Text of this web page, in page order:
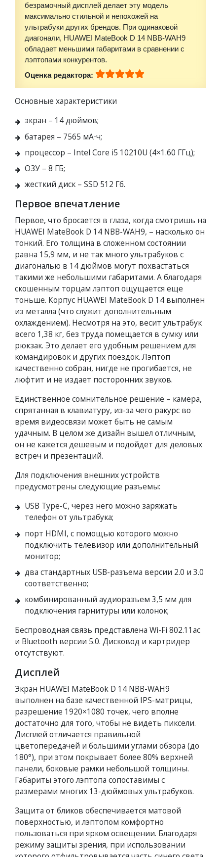
безрамочный дисплей делает эту модель
максимально стильной и непохожей на
ультрабуки других брендов. При одинаковой
диагонали, HUAWEI MateBook D 14 NBB-WAH9
обладает меньшими габаритами в сравнении с
лэптопами конкурентов.
Оценка редактора:
Основные характеристики
экран – 14 дюймов;
батарея – 7565 мА⋅ч;
процессор – Intel Core i5 10210U (4×1.60 ГГц);
ОЗУ – 8 ГБ;
жесткий диск – SSD 512 Гб.
Первое впечатление
Первое, что бросается в глаза, когда смотришь на
HUAWEI MateBook D 14 NBB-WAH9, – насколько он
тонкий. Его толщина в сложенном состоянии
равна 15,9 мм, и не так много ультрабуков с
диагональю в 14 дюймов могут похвастаться
такими же небольшими габаритами. А благодаря
скошенным торцам лэптоп ощущается еще
тоньше. Корпус HUAWEI MateBook D 14 выполнен
из металла (что служит дополнительным
охлаждением). Несмотря на это, весит ультрабук
всего 1,38 кг, без труда помещается в сумку или
рюкзак. Это делает его удобным решением для
командировок и других поездок. Лэптоп
качественно собран, нигде не прогибается, не
люфтит и не издает посторонних звуков.
Единственное сомнительное решение – камера,
спрятанная в клавиатуру, из-за чего ракурс во
время видеосвязи может быть не самым
удачным. В целом же дизайн вышел отличным,
он не кажется дешевым и подойдет для деловых
встреч и презентаций.
Для подключения внешних устройств
предусмотрены следующие разъемы:
USB Type-C, через него можно заряжать
телефон от ультрабука;
порт HDMI, с помощью которого можно
подключить телевизор или дополнительный
монитор;
два стандартных USB-разъема версии 2.0 и 3.0
соответственно;
комбинированный аудиоразъем 3,5 мм для
подключения гарнитуры или колонок;
Беспроводная связь представлена Wi-Fi 802.11ac
и Bluetooth версии 5.0. Дисковод и картридер
отсутствуют.
Дисплей
Экран HUAWEI MateBook D 14 NBB-WAH9
выполнен на базе качественной IPS-матрицы,
разрешение 1920×1080 точек, чего вполне
достаточно для того, чтобы не видеть пиксели.
Дисплей отличается правильной
цветопередачей и большими углами обзора (до
180°), при этом покрывает более 80% верхней
панели, боковые рамки небольшой толщины.
Габариты этого лэптопа сопоставимы с
размерами многих 13-дюймовых ультрабуков.
Защита от бликов обеспечивается матовой
поверхностью, и лэптопом комфортно
пользоваться при ярком освещении. Благодаря
режиму защиты зрения, при использовании